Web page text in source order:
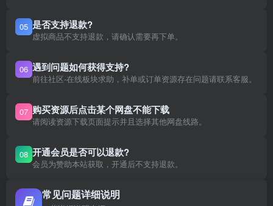
05 是否支持退款?
虚拟商品不支持退款，请确认需要再下单。
06 遇到问题如何获得支持?
前往社区-在线板块求助，补单或订单资源存在问题请联系客服。
07 购买资源后点击某个网盘不能下载
请阅读资源下载页面提示并且选择其他网盘线路。
08 开通会员是否可以退款?
会员为赞助本站获取，开通后不支持退款。
常见问题详细说明